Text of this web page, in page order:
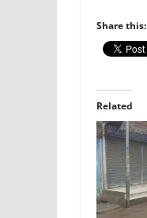
Share this:
Related